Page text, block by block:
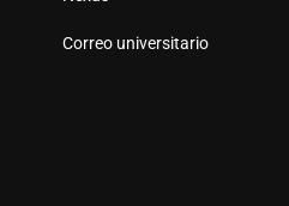
Correo universitario
UANL?